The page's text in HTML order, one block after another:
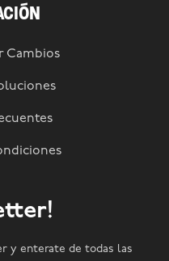
Cambios
y enterate de todas las